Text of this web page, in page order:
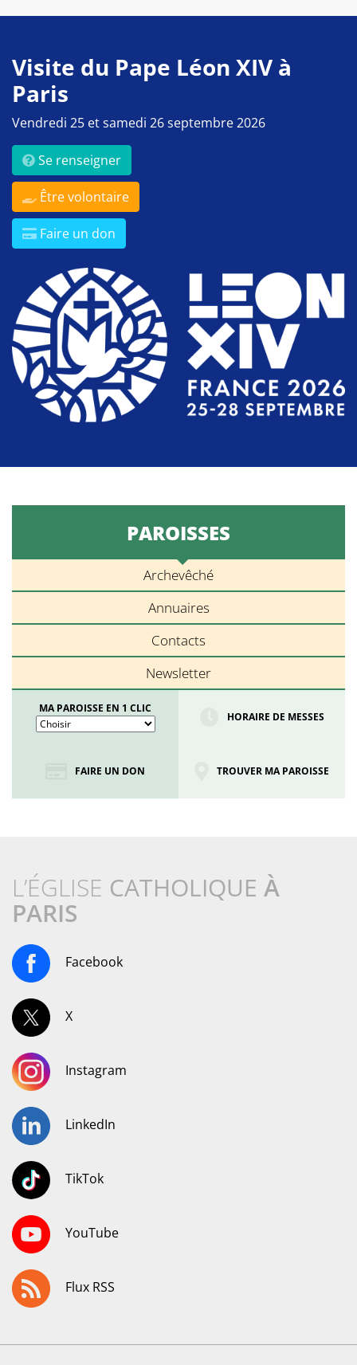
Visite du Pape Léon XIV à
Paris
Vendredi 25 et samedi 26 septembre 2026
Se renseigner
Être volontaire
Faire un don
PAROISSES
Archevêché
Annuaires
Contacts
Newsletter
MA PAROISSE EN 1 CLIC
HORAIRE DE MESSES
FAIRE UN DON TROUVER MA PAROISSE
L’ÉGLISE CATHOLIQUE À
PARIS
Facebook
X
Instagram
LinkedIn
TikTok
YouTube
Flux RSS